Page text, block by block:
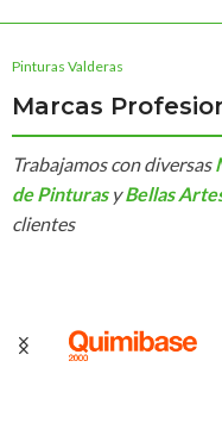
Pinturas Valderas
Marcas
Trabajamos con diversas
de Pinturas yBellas
clientes